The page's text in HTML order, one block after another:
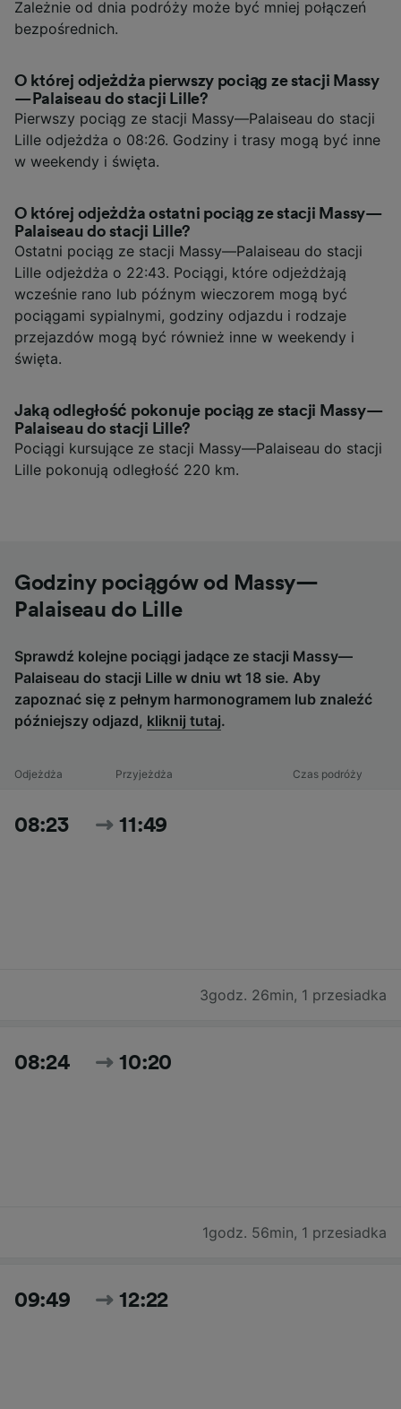
Zależnie od dnia podróży może być mniej połączeń
bezpośrednich.
O której odjeżdża pierwszy pociąg ze stacji Massy
—Palaiseau do stacji Lille?
Pierwszy pociąg ze stacji Massy—Palaiseau do stacji
Lille odjeżdża o 08:26. Godziny i trasy mogą być inne
w weekendy i święta.
O której odjeżdża ostatni pociąg ze stacji Massy—
Palaiseau do stacji Lille?
Ostatni pociąg ze stacji Massy—Palaiseau do stacji
Lille odjeżdża o 22:43. Pociągi, które odjeżdżają
wcześnie rano lub późnym wieczorem mogą być
pociągami sypialnymi, godziny odjazdu i rodzaje
przejazdów mogą być również inne w weekendy i
święta.
Jaką odległość pokonuje pociąg ze stacji Massy—
Palaiseau do stacji Lille?
Pociągi kursujące ze stacji Massy—Palaiseau do stacji
Lille pokonują odległość 220 km.
Godziny pociągów od Massy—
Palaiseau do Lille
Sprawdź kolejne pociągi jadące ze stacji Massy—
Palaiseau do stacji Lille w dniu wt 18 sie. Aby
zapoznać się z pełnym harmonogramem lub znaleźć
późniejszy odjazd, kliknij tutaj.
Odjeżdża Przyjeżdża Czas podróży
08:23 11:49
3godz. 26min, 1 przesiadka
08:24 10:20
1godz. 56min, 1 przesiadka
09:49 12:22